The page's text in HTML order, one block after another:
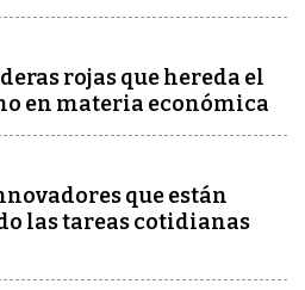
rojas que hereda el
en materia económica
que están
las tareas cotidianas